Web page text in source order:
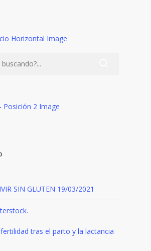
SIN GLUTEN 19/03/2021
tras el parto y la lactancia